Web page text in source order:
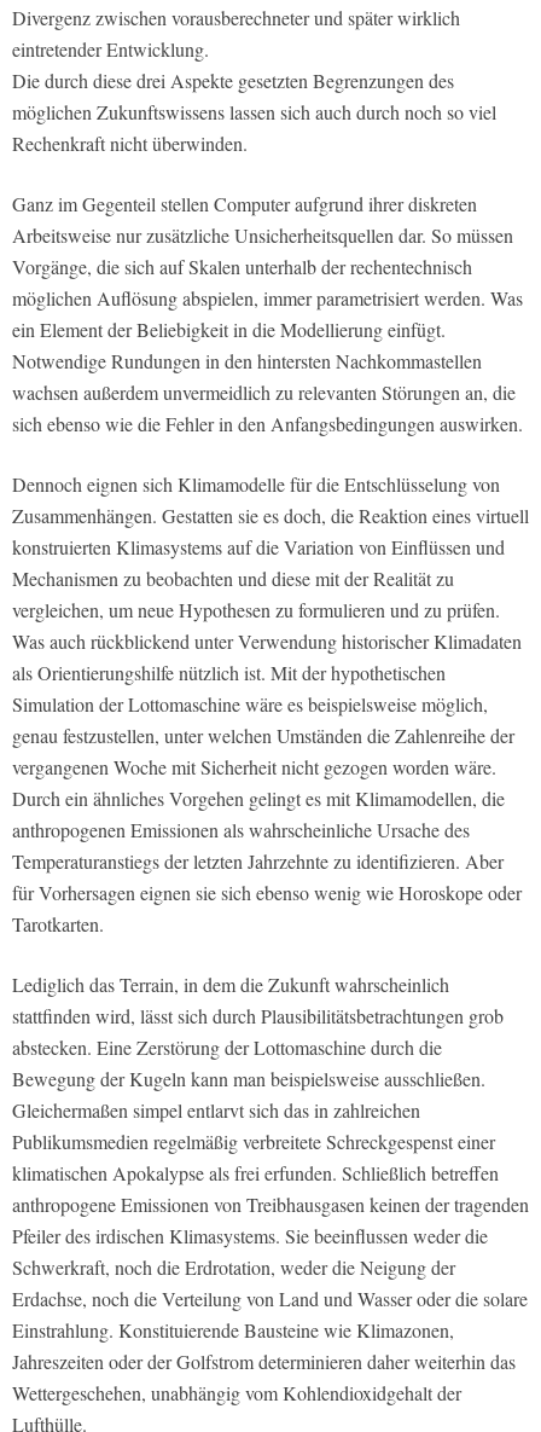
Divergenz zwischen vorausberechneter und später wirklich
eintretender Entwicklung.
Die durch diese drei Aspekte gesetzten Begrenzungen des
möglichen Zukunftswissens lassen sich auch durch noch so viel
Rechenkraft nicht überwinden.
Ganz im Gegenteil stellen Computer aufgrund ihrer diskreten
Arbeitsweise nur zusätzliche Unsicherheitsquellen dar. So müssen
Vorgänge, die sich auf Skalen unterhalb der rechentechnisch
möglichen Auflösung abspielen, immer parametrisiert werden. Was
ein Element der Beliebigkeit in die Modellierung einfügt.
Notwendige Rundungen in den hintersten Nachkommastellen
wachsen außerdem unvermeidlich zu relevanten Störungen an, die
sich ebenso wie die Fehler in den Anfangsbedingungen auswirken.
Dennoch eignen sich Klimamodelle für die Entschlüsselung von
Zusammenhängen. Gestatten sie es doch, die Reaktion eines virtuell
konstruierten Klimasystems auf die Variation von Einflüssen und
Mechanismen zu beobachten und diese mit der Realität zu
vergleichen, um neue Hypothesen zu formulieren und zu prüfen.
Was auch rückblickend unter Verwendung historischer Klimadaten
als Orientierungshilfe nützlich ist. Mit der hypothetischen
Simulation der Lottomaschine wäre es beispielsweise möglich,
genau festzustellen, unter welchen Umständen die Zahlenreihe der
vergangenen Woche mit Sicherheit nicht gezogen worden wäre.
Durch ein ähnliches Vorgehen gelingt es mit Klimamodellen, die
anthropogenen Emissionen als wahrscheinliche Ursache des
Temperaturanstiegs der letzten Jahrzehnte zu identifizieren. Aber
für Vorhersagen eignen sie sich ebenso wenig wie Horoskope oder
Tarotkarten.
Lediglich das Terrain, in dem die Zukunft wahrscheinlich
stattfinden wird, lässt sich durch Plausibilitätsbetrachtungen grob
abstecken. Eine Zerstörung der Lottomaschine durch die
Bewegung der Kugeln kann man beispielsweise ausschließen.
Gleichermaßen simpel entlarvt sich das in zahlreichen
Publikumsmedien regelmäßig verbreitete Schreckgespenst einer
klimatischen Apokalypse als frei erfunden. Schließlich betreffen
anthropogene Emissionen von Treibhausgasen keinen der tragenden
Pfeiler des irdischen Klimasystems. Sie beeinflussen weder die
Schwerkraft, noch die Erdrotation, weder die Neigung der
Erdachse, noch die Verteilung von Land und Wasser oder die solare
Einstrahlung. Konstituierende Bausteine wie Klimazonen,
Jahreszeiten oder der Golfstrom determinieren daher weiterhin das
Wettergeschehen, unabhängig vom Kohlendioxidgehalt der
Lufthülle.